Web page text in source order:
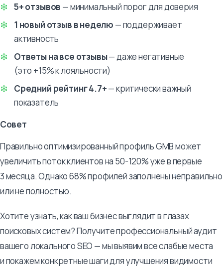
5+ отзывов — минимальный порог для доверия
1 новый отзыв в неделю — поддерживает
активность
Ответы на все отзывы— даже негативные
(это +15% к лояльности)
Средний рейтинг 4.7+— критически важный
показатель
Совет
Правильно оптимизированный профиль GMB может
увеличить поток клиентов на 50-120% уже в первые
3 месяца. Однако 68% профилей заполнены неправильно
или не полностью.
Хотите узнать, как ваш бизнес выглядит в глазах
поисковых систем? Получите профессиональный аудит
вашего локального SEO — мы выявим все слабые места
и покажем конкретные шаги для улучшения видимости